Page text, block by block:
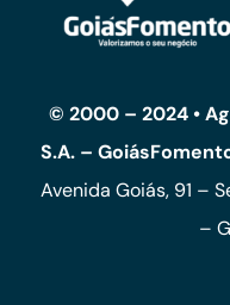
© 2000 – 2024 •
S.A. –
Avenida Goiás, 91 –
–